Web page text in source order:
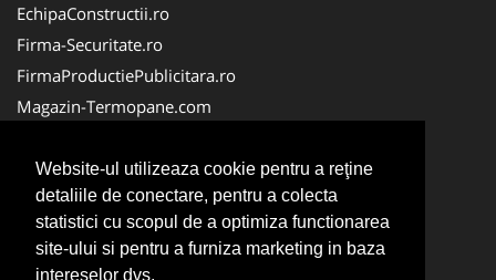
Website-ul utilizeaza cookie pentru a reţine
detaliile de conectare, pentru a colecta
statistici cu scopul de a optimiza functionarea
site-ului si pentru a furniza marketing in baza
intereselor dvs.
EchipaConstructii.ro
Firma-Securitate.ro
FirmaProductiePublicitara.ro
Magazin-Termopane.com
CramaVinuri.ro
FirmaTractariAuto.ro
InstalatiiSolare.com
Pescaresc.ro